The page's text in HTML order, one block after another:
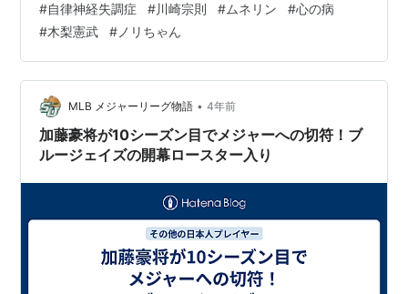
画で、サムネイルがまず最高すぎてすぐに動画を再生し
て見ました。…最高でした。 頷くことばかり、楽になれ
る言葉ばかり、 ムネリンははっきりと考えを喋ってくれ
て、でも強い言葉を使わず、私にいつもほっとできる安
心感を何よりもくれました。 こちらの動画で言ってる
「あなたは全部放…
#自律神経失調症 #川崎宗則 #ムネリン #心の病
#木梨憲武 # ノリちゃん
MLB メジャーリーグ物語 • 4年前
加藤豪将が10シーズン目でメジャーへの切符！ブ
ルージェイズの開幕ロースター入り